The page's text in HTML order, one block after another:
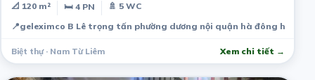
📐 120 m² 🛏 4 PN
🚿 5 WC
📍geleximco B Lê trọng tấn phường dương nội quận hà đông hà nội
Biệt thự · Nam Từ Liêm Xem chi tiết →